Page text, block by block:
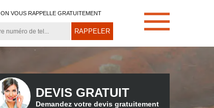
ON VOUS RAPPELLE GRATUITEMENT
DEVIS GRATUIT
Demandez votre devis gratuitement